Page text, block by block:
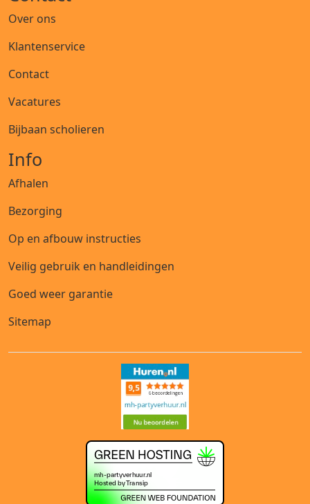
Over ons
Klantenservice
Contact
Vacatures
Bijbaan scholieren
Info
Afhalen
Bezorging
Op en afbouw instructies
Veilig gebruik en handleidingen
Goed weer garantie
Sitemap